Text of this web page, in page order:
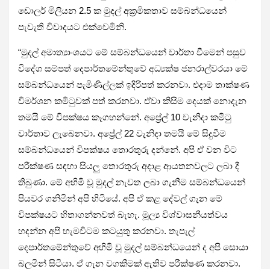
ඩොලර් මිලියන 2.5 ක මුදල් අක්‍රමිකතාව සම්බන්ධයෙන්
පැවැති විවාදයට එක්වෙමිනි.
“මුදල් අමාත්‍යාංශයට මේ සම්බන්ධයෙන් වාර්තා වීමෙන් පසුව
විදේශ සම්පත් දෙපාර්තමේන්තුවේ අධ්‍යක්ෂ ජනරාල්වරයා මේ
සම්බන්ධයෙන් පැමිණිල්ලක් ඉදිරිපත් කරනවා. එදාම තාක්ෂණ
විමර්ශන කමිටුවක් පත් කරනවා. ඒවා කිසිම දෙයක් නොදැන
තමයි මේ විපක්ෂය කෑගහන්නේ. අප්‍රේල් 10 වැනිදා කමිටු
වාර්තාව ලැබෙනවා. අප්‍රේල් 22 වැනිදා තමයි මේ සිදුවීම
සම්බන්ධයෙන් විපක්ෂය තොරතුරු දන්නේ. අපි ඒ වන විට
පරීක්ෂණ සඳහා සියලු තොරතුරු අදාළ ආයතනවලට ලබා දී
තිබුණා. මේ අහිමි වූ මුදල් නැවත ලබා ගැනීම සම්බන්ධයෙන්
පියවර ගනිමින් අපි හිටියේ. අපි ඒ කළ දේවල් ගැන මේ
විපක්ෂයට හිතාගන්නවත් බැහැ. මූල්‍ය විශ්වාසනීයත්වය
හදන්න අපි හැමවිටම කටයුතු කරනවා. තැපැල්
දෙපාර්තමේන්තුවේ අහිමි වූ මුදල් සම්බන්ධයෙන් ද අපි සොයා
බලමින් සිටියා. ඒ ගැන වගකීමක් ඇතිව පරීක්ෂණ කරනවා.